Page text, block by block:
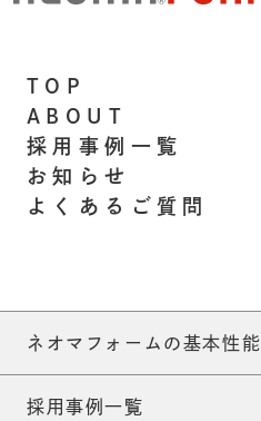
TOP
ABOUT
採用事例一覧
お知らせ
よくあるご質問
ネオマフォームの基本性能
採用事例一覧